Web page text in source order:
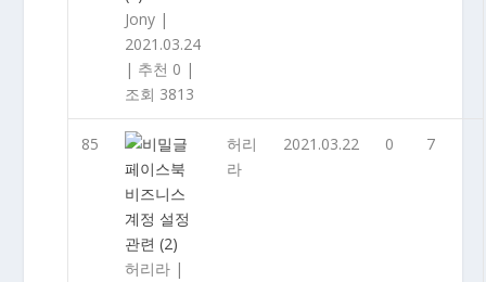
Jony |
2021.03.24
| 추천 0 |
조회 3813
85
페이스북
비즈니스
계정 설정
관련(2)
허리라 |
허리
라
2021.03.22 0 7